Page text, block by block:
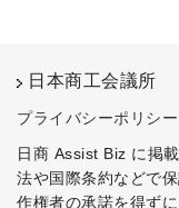
日本商工会議所
プライバシーポリシー
日商 Assist Biz に掲
法や国際条約などで保
作権者の承諾を得ずに